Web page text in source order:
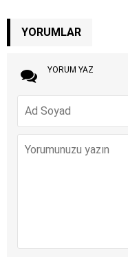
YORUMLAR
YORUM YAZ